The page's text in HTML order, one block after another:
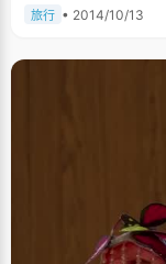
旅行 • 2014/10/13